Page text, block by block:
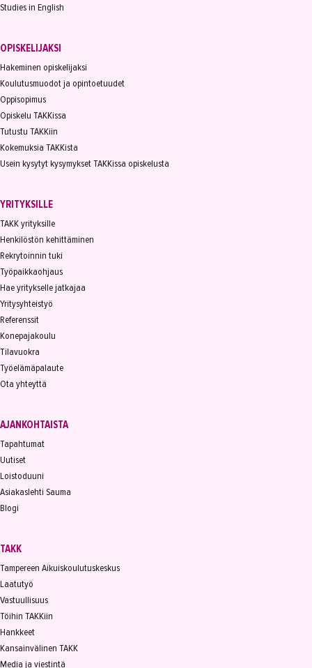
Studies in English
OPISKELIJAKSI
Hakeminen opiskelijaksi
Koulutusmuodot ja opintoetuudet
Oppisopimus
Opiskelu TAKKissa
Tutustu TAKKiin
Kokemuksia TAKKista
Usein kysytyt kysymykset TAKKissa opiskelusta
YRITYKSILLE
TAKK yrityksille
Henkilöstön kehittäminen
Rekrytoinnin tuki
Työpaikkaohjaus
Hae yritykselle jatkajaa
Yritysyhteistyö
Referenssit
Konepajakoulu
Tilavuokra
Työelämäpalaute
Ota yhteyttä
AJANKOHTAISTA
Tapahtumat
Uutiset
Loistoduuni
Asiakaslehti Sauma
Blogi
TAKK
Tampereen Aikuiskoulutuskeskus
Laatutyö
Vastuullisuus
Töihin TAKKiin
Hankkeet
Kansainvälinen TAKK
Media ja viestintä